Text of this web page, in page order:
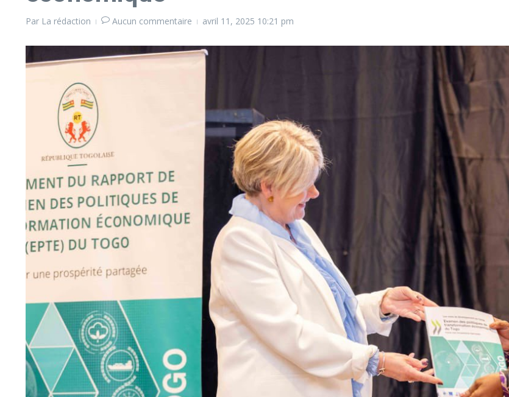
Par La rédaction Aucun commentaire avril 11, 2025 10:21 pm